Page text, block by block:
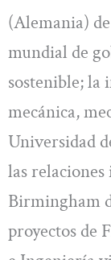
(Alemania)
mundial de
sostenible; la
mecánica,
Universidad
las
Birmingham
proyectos de